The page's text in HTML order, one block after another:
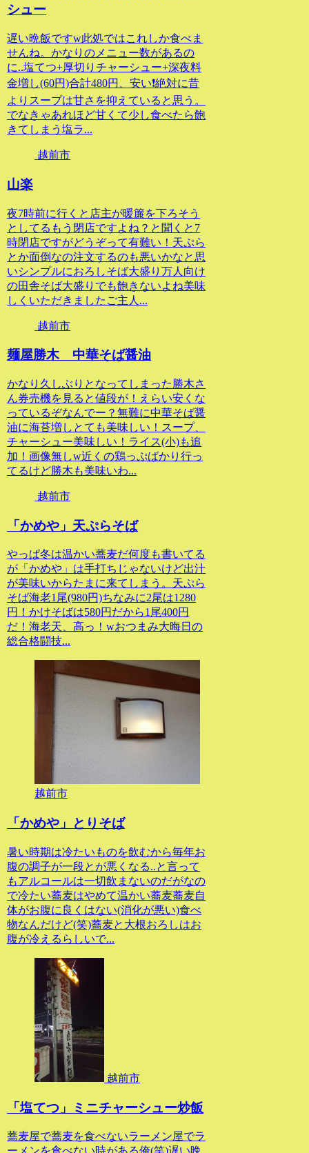
シュー
遅い晩飯ですw此処ではこれしか食べま
せんね。かなりのメニュー数があるの
に..塩てつ+厚切りチャーシュー+深夜料
金増し(60円)合計480円、安い❗絶対に昔
よりスープは甘さを抑えていると思う。
でなきゃあれほど甘くて少し食べたら飽
きてしまう塩ラ...
越前市
山楽
夜7時前に行くと店主が暖簾を下ろそう
としてるもう閉店ですよね？と聞くと7
時閉店ですがどうぞって有難い！天ぷら
とか面倒なの注文するのも悪いかなと思
いシンプルにおろしそば大盛り万人向け
の田舎そば大盛りでも飽きないよね美味
しくいただきましたご主人...
越前市
麺屋勝木 中華そば醤油
かなり久しぶりとなってしまった勝木さ
ん券売機を見ると値段が！えらい安くな
っているぞなんでー？無難に中華そば醤
油に海苔増しとても美味しい！スープ、
チャーシュー美味しい！ライス(小)も追
加！画像無しw近くの鶏っぷばかり行っ
てるけど勝木も美味いわ...
越前市
「かめや」天ぷらそば
やっぱ冬は温かい蕎麦だ何度も書いてる
が「かめや」は手打ちじゃないけど出汁
が美味いからたまに来てしまう。天ぷら
そば海老1尾(980円)ちなみに2尾は1280
円！かけそばは580円だから1尾400円
だ！海老天、高っ！wおつまみ大晦日の
総合格闘技...
越前市
「かめや」とりそば
暑い時期は冷たいものを飲むから毎年お
腹の調子が一段とが悪くなる..と言って
もアルコールは一切飲まないのだがなの
で冷たい蕎麦はやめて温かい蕎麦蕎麦自
体がお腹に良くはない(消化が悪い)食べ
物なんだけど(笑)蕎麦と大根おろしはお
腹が冷えるらしいで...
越前市
「塩てつ」ミニチャーシュー炒飯
蕎麦屋で蕎麦を食べないラーメン屋でラ